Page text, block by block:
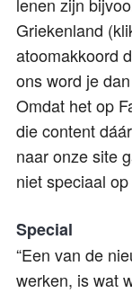
lenen zijn
Griekenland
atoomakkoord
ons word je
Omdat het op
die content
naar onze site
niet speciaal op
Special
“Een van de
werken, is wat